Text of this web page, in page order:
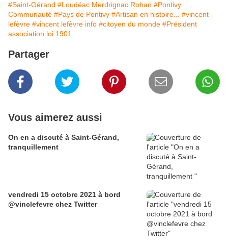
#Saint-Gérand #Loudéac Merdrignac Rohan #Pontivy
Communauté #Pays de Pontivy #Artisan en histoire...
#vincent
lefèvre #vincent lefèvre info #citoyen du monde #Président
association loi 1901
Partager
Vous aimerez aussi
On en a discuté à Saint-Gérand,
tranquillement
vendredi 15 octobre 2021 à bord
@vinclefevre chez Twitter